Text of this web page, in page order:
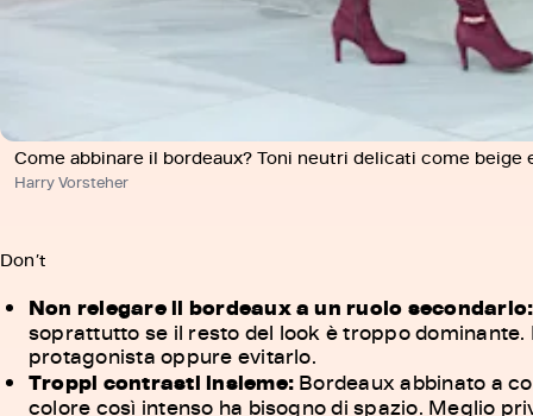
Come abbinare il bordeaux? Toni neutri delicati come
Harry Vorsteher
Don’t
Non relegare il bordeaux a un ruolo secondario:
soprattutto se il resto del look è troppo
protagonista oppure evitarlo.
Troppi contrasti insieme: Bordeaux abbinato a
colore così intenso ha bisogno di spazio. Meglio